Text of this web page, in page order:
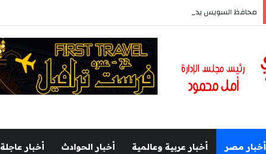
محافظ السويس يدشن أكبر حدث ثقافى بالمحافظة بمشاركة 37 دار نشر مصرية
أخبار مصر أخبار عربية وعالمية أخبار الحوادث أخبار عاجلة